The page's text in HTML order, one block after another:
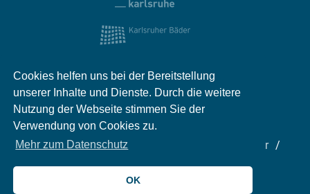
Cookies helfen uns bei der Bereitstellung
unserer Inhalte und Dienste. Durch die weitere
Nutzung der Webseite stimmen Sie der
Verwendung von Cookies zu.
Mehr zum Datenschutz
OK
Impressum Kontakt
Partner
© 2026 meinKA